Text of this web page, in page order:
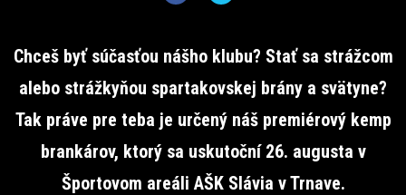
Chceš byť súčasťou nášho klubu? Stať sa strážcom
alebo strážkyňou spartakovskej brány a svätyne?
Tak práve pre teba je určený náš premiérový kemp
brankárov, ktorý sa uskutoční 26. augusta v
Športovom areáli AŠK Slávia v Trnave.